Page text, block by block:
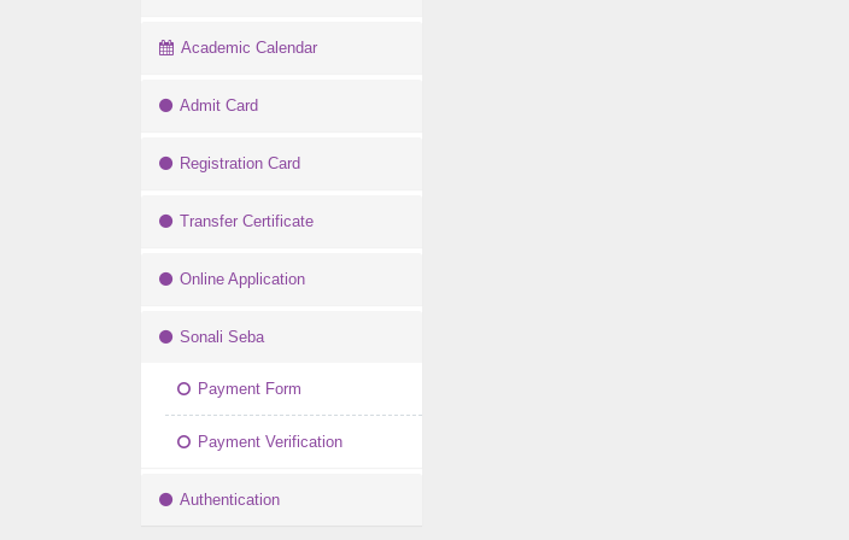
Academic Calendar
Admit Card
Registration Card
Transfer Certificate
Online Application
Sonali Seba
Payment Form
Payment Verification
Authentication